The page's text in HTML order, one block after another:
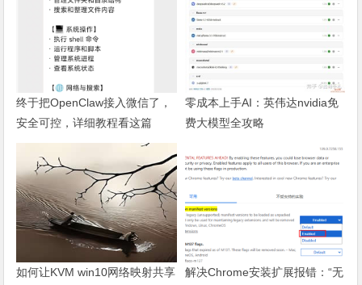
终于把OpenClaw接入微信了，
安全可控，详细教程看这篇
零成本上手AI：英伟达nvidia免
费大模型全攻略
如何让KVM win10网络映射共享
解决Chrome安装扩展报错：“无